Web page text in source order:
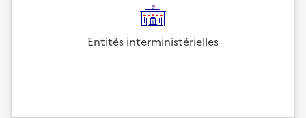
Entités interministérielles